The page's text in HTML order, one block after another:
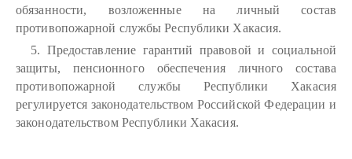
обязанности, возложенные на личный состав
противопожарной службы Республики Хакасия.
5. Предоставление гарантий правовой и социальной
защиты, пенсионного обеспечения личного состава
противопожарной службы Республики Хакасия
регулируется законодательством Российской Федерации и
законодательством Республики Хакасия.